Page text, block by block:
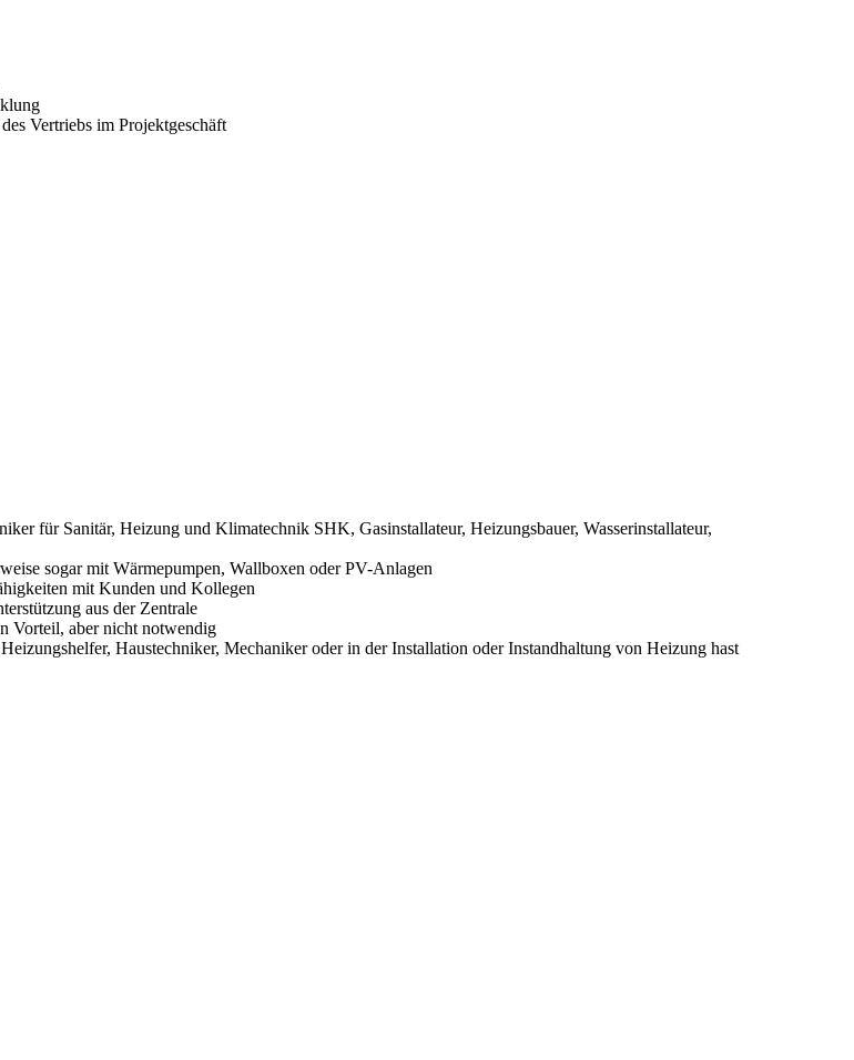
Vertriebs im Projektgeschäft
für Sanitär, Heizung und Klimatechnik SHK, Gasinstallateur, Heizungsbauer, Wasserinstallateur,
sogar mit Wärmepumpen, Wallboxen oder PV-Anlagen
mit Kunden und Kollegen
aus der Zentrale
Vorteil, aber nicht notwendig
Haustechniker, Mechaniker oder in der Installation oder Instandhaltung von Heizung hast